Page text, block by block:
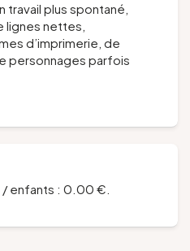
plus spontané,
lignes nettes,
d’imprimerie, de
personnages parfois
enfants : 0.00 €.